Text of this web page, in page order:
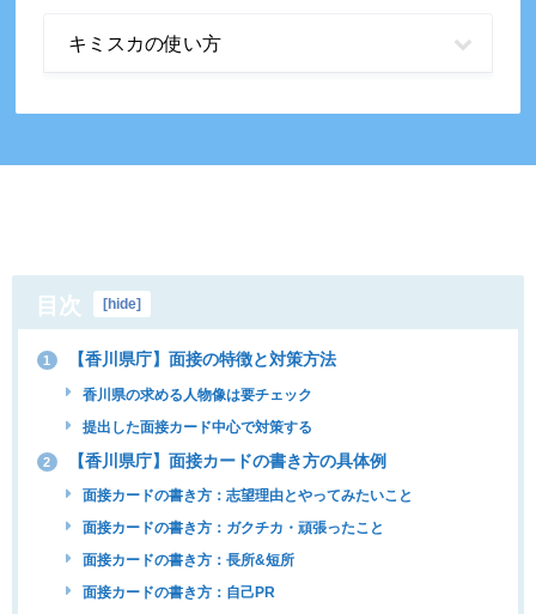
キミスカの使い方
目次 [hide]
1 【香川県庁】面接の特徴と対策方法
香川県の求める人物像は要チェック
提出した面接カード中心で対策する
2 【香川県庁】面接カードの書き方の具体例
面接カードの書き方：志望理由とやってみたいこと
面接カードの書き方：ガクチカ・頑張ったこと
面接カードの書き方：長所&短所
面接カードの書き方：自己PR